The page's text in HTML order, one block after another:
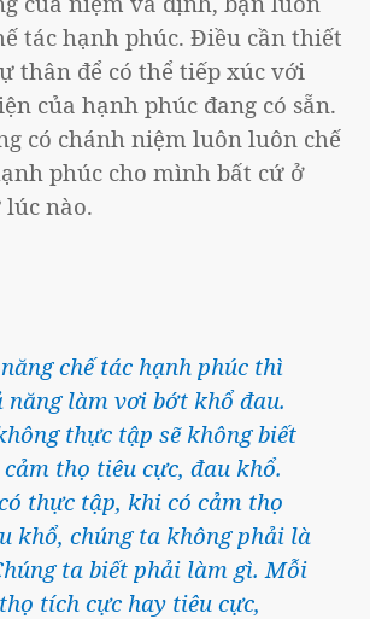
tác hạnh phúc. Điều cần thiết
thân để có thể tiếp xúc với
của hạnh phúc đang có sẵn.
có chánh niệm luôn luôn chế
phúc cho mình bất cứ ở
lúc nào.
chế tác hạnh phúc thì
năng làm vơi bớt khổ đau.
thực tập sẽ không biết
thọ tiêu cực, đau khổ.
thực tập, khi có cảm thọ
khổ, chúng ta không phải là
ta biết phải làm gì. Mỗi
tích cực hay tiêu cực,